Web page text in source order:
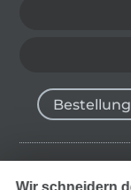
Wir schneidern